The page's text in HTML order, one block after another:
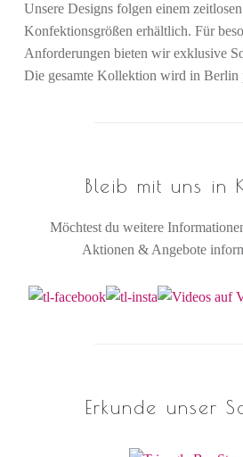
Unsere Designs folgen einem
Konfektionsgrößen erhältlich. Für
Anforderungen bieten wir exklusive
Die gesamte Kollektion wird in Berlin
Bleib mit uns in
Möchtest du weitere
Aktionen & Angebote
Erkunde unser